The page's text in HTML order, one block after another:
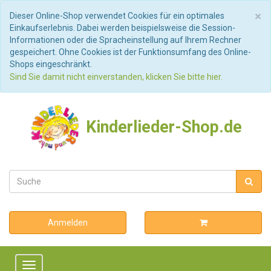
×
Dieser Online-Shop verwendet Cookies für ein optimales
Einkaufserlebnis. Dabei werden beispielsweise die Session-
Informationen oder die Spracheinstellung auf Ihrem Rechner
gespeichert. Ohne Cookies ist der Funktionsumfang des Online-
Shops eingeschränkt.
Sind Sie damit nicht einverstanden, klicken Sie bitte hier.
Kinderlieder-Shop.de
Anmelden
Toggle